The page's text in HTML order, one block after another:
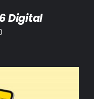
Digital